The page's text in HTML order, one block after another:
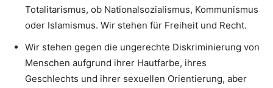
Totalitarismus, ob Nationalsozialismus, Kommunismus
oder Islamismus. Wir stehen für Freiheit und Recht.
Wir stehen gegen die ungerechte Diskriminierung von
Menschen aufgrund ihrer Hautfarbe, ihres
Geschlechts und ihrer sexuellen Orientierung, aber